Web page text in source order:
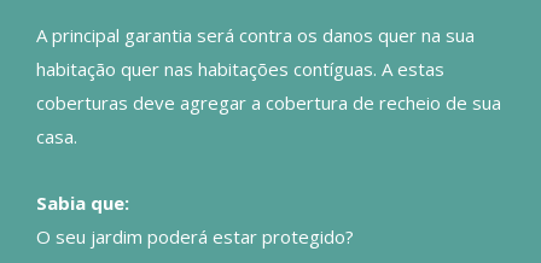
A principal garantia será contra os danos quer na sua
habitação quer nas habitações contíguas. A estas
coberturas deve agregar a cobertura de recheio de sua
casa.
Sabia que:
O seu jardim poderá estar protegido?